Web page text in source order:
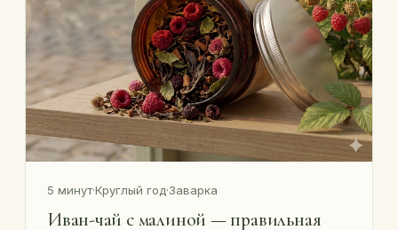
5 минут·Круглый год·Заварка
Иван-чай с малиной — правильная